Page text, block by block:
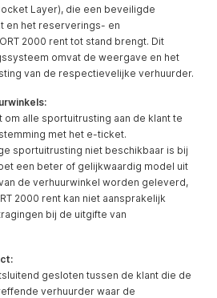
Layer), die een beveiligde
en het reserverings- en
2000 rent tot stand brengt. Dit
omvat de weergave en het
van de respectievelijke verhuurder.
alle sportuitrusting aan de klant te
met het e-ticket.
sportuitrusting niet beschikbaar is bij
een beter of gelijkwaardig model uit
de verhuurwinkel worden geleverd,
2000 rent kan niet aansprakelijk
bij de uitgifte van
gesloten tussen de klant die de
verhuurder waar de